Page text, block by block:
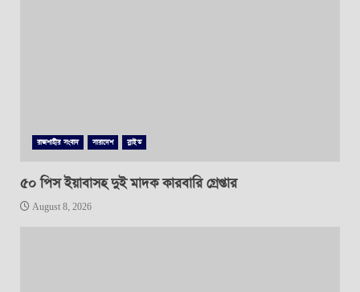
রাজশাহীর সংবাদ সারাদেশ স্লাইড
৫০ পিস ইয়াবাসহ দুই মাদক কারবারি গ্রেপ্তার
August 8, 2026